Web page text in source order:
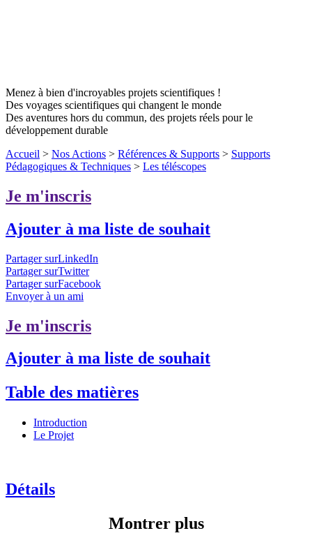
Menez à bien d'incroyables projets scientifiques !
Des voyages scientifiques qui changent le monde
Des aventures hors du commun, des projets réels pour le
développement durable
Accueil > Nos Actions > Références & Supports > Supports
Pédagogiques & Techniques > Les téléscopes
Je m'inscris
Ajouter à ma liste de souhait
Partager surLinkedIn
Partager surTwitter
Partager surFacebook
Envoyer à un ami
Je m'inscris
Ajouter à ma liste de souhait
Table des matières
Introduction
Le Projet
Détails
Montrer plus